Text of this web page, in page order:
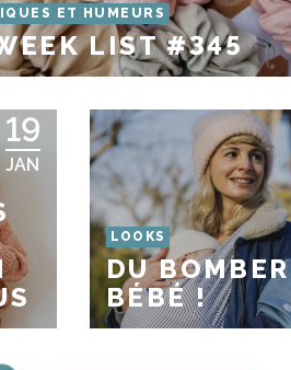
ET HUMEURS
LIST #345
19
JAN
LOOKS
DU BOMBER
BÉBÉ !